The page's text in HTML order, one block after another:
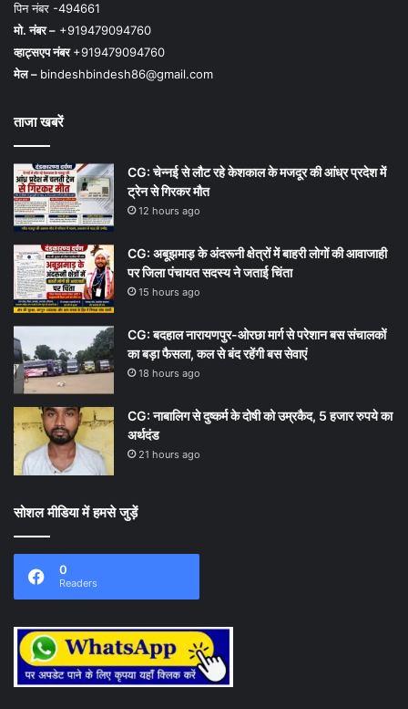
पिन नंबर -494661
मो. नंबर – +919479094760
व्हाट्सएप नंबर+919479094760
मेल – bindeshbindesh86@gmail.com
ताजा खबरें
CG: चेन्नई से लौट रहे केशकाल के मजदूर की आंध्र प्रदेश में
ट्रेन से गिरकर मौत
12 hours ago
CG: अबूझमाड़ के अंदरूनी क्षेत्रों में बाहरी लोगों की आवाजाही
पर जिला पंचायत सदस्य ने जताई चिंता
15 hours ago
CG: बदहाल नारायणपुर-ओरछा मार्ग से परेशान बस संचालकों
का बड़ा फैसला, कल से बंद रहेंगी बस सेवाएं
18 hours ago
CG: नाबालिग से दुष्कर्म के दोषी को उम्रकैद, 5 हजार रुपये का
अर्थदंड
21 hours ago
सोशल मीडिया में हमसे जुड़ें
0
Readers